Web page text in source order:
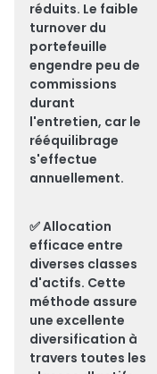
réduits. Le faible
turnover du
portefeuille
engendre peu de
commissions
durant
l'entretien, car le
rééquilibrage
s'effectue
annuellement.
✅Allocation
efficace entre
diverses classes
d'actifs. Cette
méthode assure
une excellente
diversification à
travers toutes les